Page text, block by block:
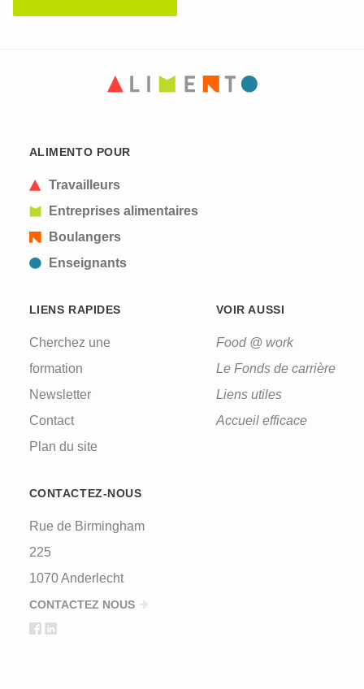
submissions.
ALIMENTO POUR
Travailleurs
Entreprises alimentaires
Boulangers
Enseignants
LIENS RAPIDES
Cherchez une
formation
Newsletter
Contact
Plan du site
VOIR AUSSI
Food @ work
Le Fonds de carrière
Liens utiles
Accueil efficace
CONTACTEZ-NOUS
Rue de Birmingham
225
1070 Anderlecht
CONTACTEZ NOUS